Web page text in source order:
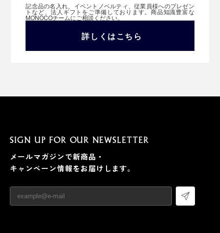
記念品の名入れ、イベントノベルティ、従業員様へのプレゼン
トなど、法人ギフトをご準備しております。商品知識豊富な
MONOCOチームにご相談ください。
詳しくはこちら
SIGN UP FOR OUR NEWSLETTER
メールマガジンで新商品・
キャンペーン情報をお届けします。